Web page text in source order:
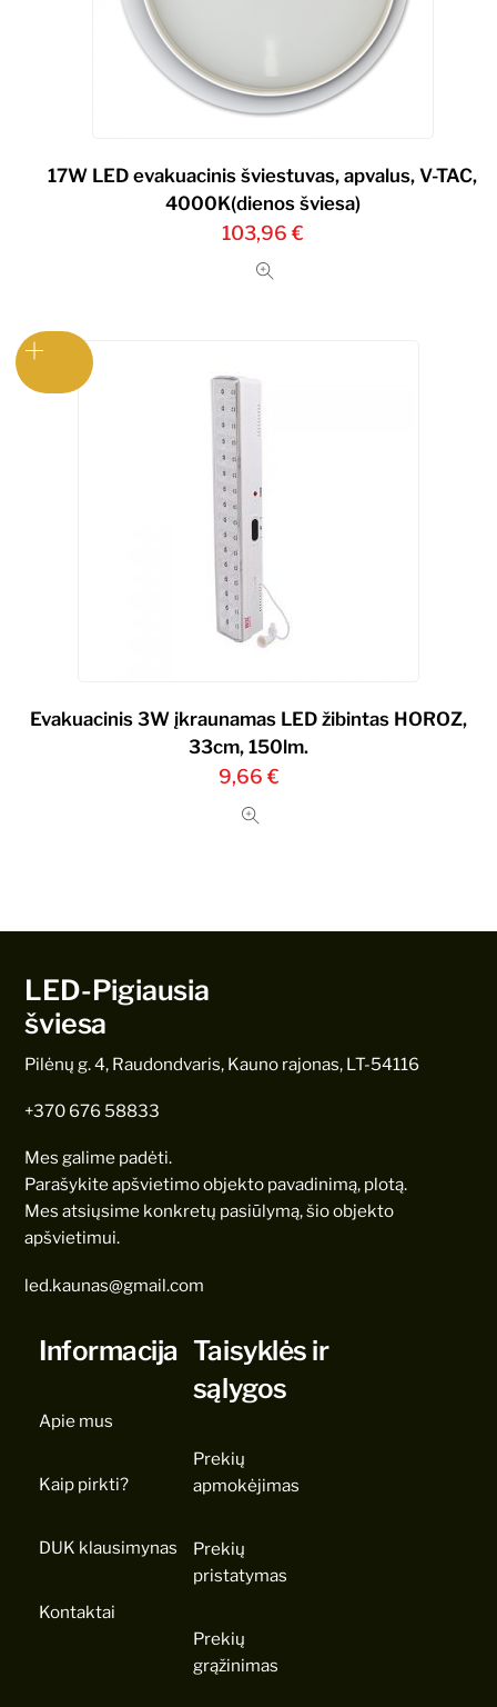
17W LED evakuacinis šviestuvas, apvalus, V-TAC,
4000K(dienos šviesa)
103,96 €
Evakuacinis 3W įkraunamas LED žibintas HOROZ,
33cm, 150lm.
9,66 €
LED-Pigiausia
šviesa
Pilėnų g. 4, Raudondvaris, Kauno rajonas, LT-54116
+370 676 58833
Mes galime padėti.
Parašykite apšvietimo objekto pavadinimą, plotą.
Mes atsiųsime konkretų pasiūlymą, šio objekto
apšvietimui.
led.kaunas@gmail.com
Informacija
Apie mus
Kaip pirkti?
DUK klausimynas
Kontaktai
Taisyklės ir
sąlygos
Prekių
apmokėjimas
Prekių
pristatymas
Prekių
grąžinimas